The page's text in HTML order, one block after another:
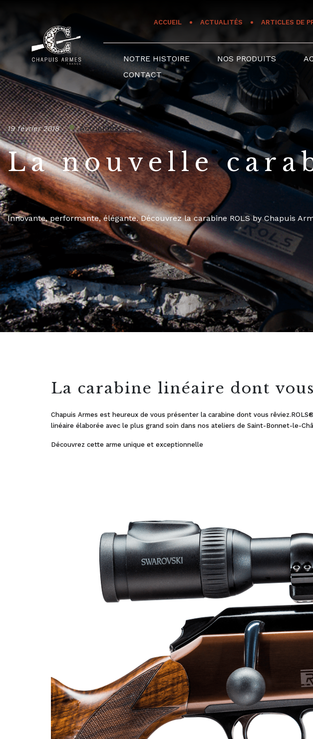
ACCUEIL ACTUALITÉS ARTICLES DE
NOTRE HISTOIRE NOS PRODUITS
CONTACT
19 février 2018 Actualités
La nouvelle
Innovante, performante, élégante. Découvrez la carabine ROLS by Chapuis
La carabine linéaire dont
Chapuis Armes est heureux de vous présenter la carabine dont vous
linéaire élaborée avec le plus grand soin dans nos ateliers de Saint-Bonnet-le-
Découvrez cette arme unique et exceptionnelle